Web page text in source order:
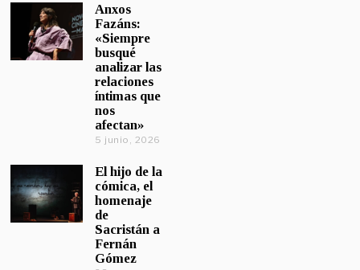
Anxos
Fazáns:
«Siempre
busqué
analizar las
relaciones
íntimas que
nos
afectan»
5 junio, 2026
El hijo de la
cómica, el
homenaje
de
Sacristán a
Fernán
Gómez